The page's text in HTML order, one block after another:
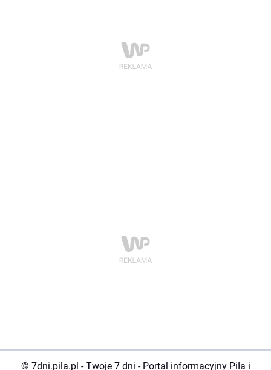
© 7dni.pila.pl - Twoje 7 dni - Portal informacyjny Piła i